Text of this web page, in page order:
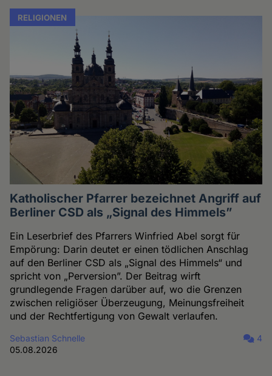
RELIGIONEN
Katholischer Pfarrer bezeichnet Angriff auf
Berliner CSD als „Signal des Himmels”
Ein Leserbrief des Pfarrers Winfried Abel sorgt für
Empörung: Darin deutet er einen tödlichen Anschlag
auf den Berliner CSD als „Signal des Himmels“ und
spricht von „Perversion”. Der Beitrag wirft
grundlegende Fragen darüber auf, wo die Grenzen
zwischen religiöser Überzeugung, Meinungsfreiheit
und der Rechtfertigung von Gewalt verlaufen.
Sebastian Schnelle
05.08.2026
4